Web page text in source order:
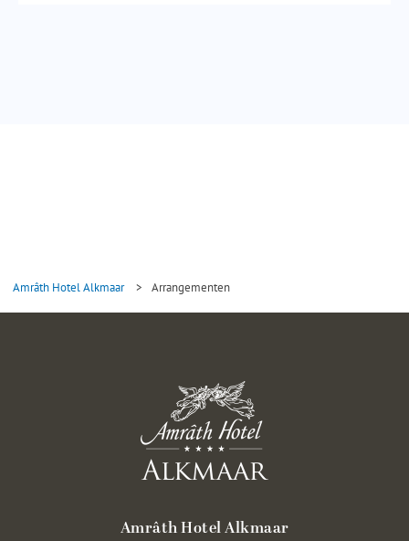
Amrâth Hotel Alkmaar > Arrangementen
Amrâth Hotel Alkmaar